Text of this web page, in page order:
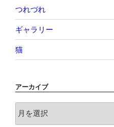
つれづれ
ギャラリー
猫
アーカイブ
ー